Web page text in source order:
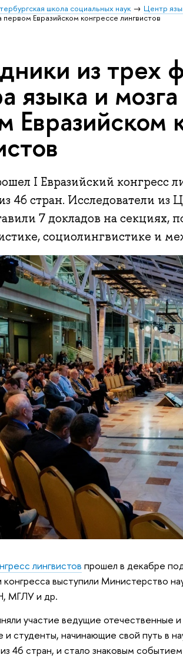
школа социальных наук Центр
Евразийском конгрессе лингвистов
из трех
языка и
Евразийском
I Евразийский конгресс
46 стран. Исследователи
7 докладов на секциях,
социолингвистике и
лингвистов прошел в декабре
конгресса выступили Министерство
МГЛУ и др.
участие ведущие отечественные
и студенты, начинающие свой путь в
46 стран, и стало знаковым событием